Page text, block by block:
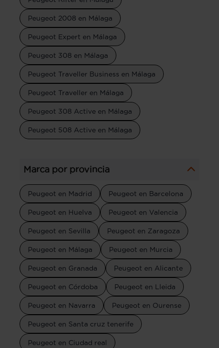
Peugeot 2008 en Málaga
Peugeot Expert en Málaga
Peugeot 308 en Málaga
Peugeot Traveller Business en Málaga
Peugeot Traveller en Málaga
Peugeot 308 Active en Málaga
Peugeot 508 Active en Málaga
Marca por provincia
Peugeot en Madrid Peugeot en Barcelona
Peugeot en Huelva Peugeot en Valencia
Peugeot en Sevilla Peugeot en Zaragoza
Peugeot en Málaga Peugeot en Murcia
Peugeot en Granada Peugeot en Alicante
Peugeot en Córdoba Peugeot en Lleida
Peugeot en Navarra Peugeot en Ourense
Peugeot en Santa cruz tenerife
Peugeot en Ciudad real